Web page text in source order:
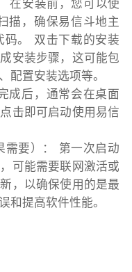
描，确保易信斗地主
。 双击下载的安装
安装步骤，这可能包
配置安装选项等。
成后，通常会在桌面
击即可启动使用易信
要）： 第一次启动
可能需要联网激活或
，以确保使用的是最
和提高软件性能。